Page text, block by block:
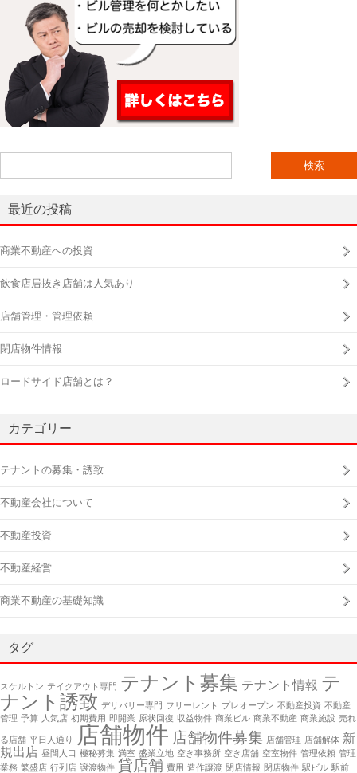
索:
最近の投稿
商業不動産への投資
飲食店居抜き店舗は人気あり
店舗管理・管理依頼
閉店物件情報
ロードサイド店舗とは？
カテゴリー
テナントの募集・誘致
不動産会社について
不動産投資
不動産経営
商業不動産の基礎知識
タグ
スケルトン テイクアウト専門 テナント募集 テナント情報 テ
ナント誘致 デリバリー専門 フリーレント プレオープン 不動産投資 不動産
管理 予算 人気店 初期費用 即開業 原状回復 収益物件 商業ビル 商業不動産 商業施設 売れ
る店舗 平日人通り 店舗物件 店舗物件募集 店舗管理 店舗解体 新
規出店 昼間人口 極秘募集 満室 盛業立地 空き事務所 空き店舗 空室物件 管理依頼 管理
業務 繁盛店 行列店 譲渡物件 貸店舗 費用 造作譲渡 閉店情報 閉店物件 駅ビル 駅前